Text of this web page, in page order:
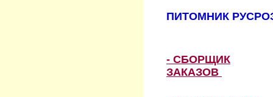
ПИТОМНИК
- СБОРЩИК
ЗАКАЗОВ